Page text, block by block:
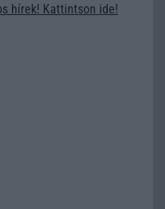
hírek! Kattintson ide!